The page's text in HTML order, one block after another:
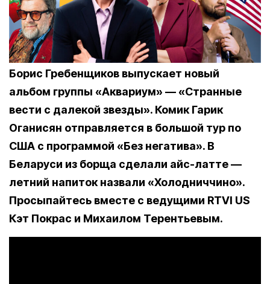
Борис Гребенщиков выпускает новый
альбом группы «Аквариум» — «Странные
вести с далекой звезды». Комик Гарик
Оганисян отправляется в большой тур по
США с программой «Без негатива». В
Беларуси из борща сделали айс-латте —
летний напиток назвали «Холодниччино».
Просыпайтесь вместе с ведущими RTVI US
Кэт Покрас и Михаилом Терентьевым.